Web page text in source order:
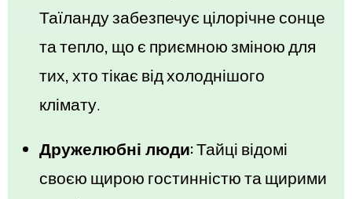
Таїланду забезпечує цілорічне сонце
та тепло, що є приємною зміною для
тих, хто тікає від холоднішого
клімату.
Дружелюбні люди:Тайці відомі
своєю щирою гостинністю та щирими